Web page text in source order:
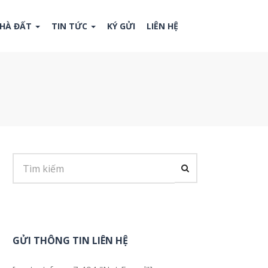
ĐẤT TIN TỨC KÝ GỬI LIÊN HỆ
GỬI THÔNG TIN LIÊN HỆ